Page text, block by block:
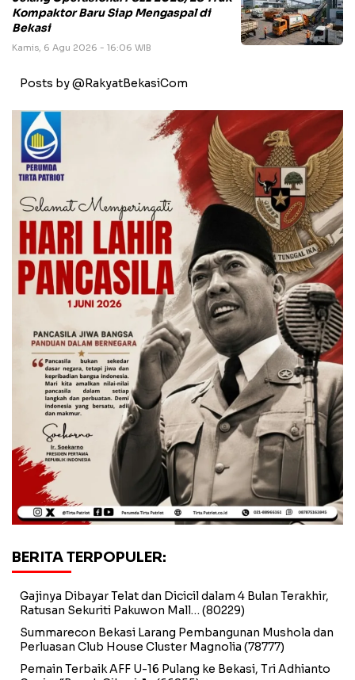
Kompaktor Baru Siap Mengaspal di
Bekasi
Kamis, 6 Agu 2026 - 16:06 WIB
Posts by @RakyatBekasiCom
BERITA TERPOPULER:
Gajinya Dibayar Telat dan Dicicil dalam 4 Bulan Terakhir,
Ratusan Sekuriti Pakuwon Mall… (80229)
Summarecon Bekasi Larang Pembangunan Mushola dan
Perluasan Club House Cluster Magnolia (78777)
Pemain Terbaik AFF U-16 Pulang ke Bekasi, Tri Adhianto